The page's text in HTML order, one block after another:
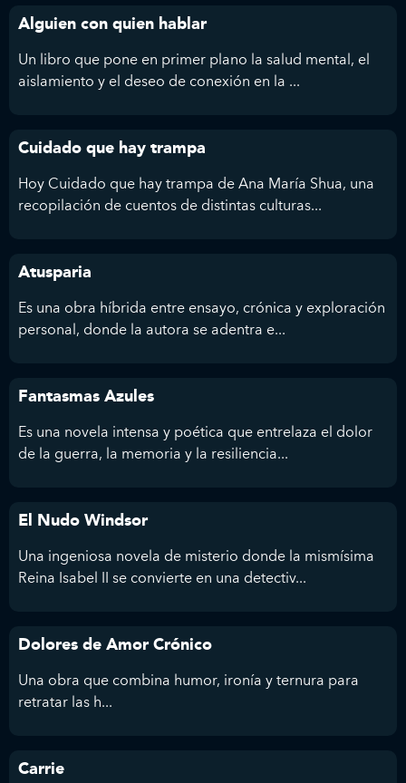
Alguien con quien hablar
Un libro que pone en primer plano la salud mental, el
aislamiento y el deseo de conexión en la ...
Cuidado que hay trampa
Hoy Cuidado que hay trampa de Ana María Shua, una
recopilación de cuentos de distintas culturas...
Atusparia
Es una obra híbrida entre ensayo, crónica y exploración
personal, donde la autora se adentra e...
Fantasmas Azules
Es una novela intensa y poética que entrelaza el dolor
de la guerra, la memoria y la resiliencia...
El Nudo Windsor
Una ingeniosa novela de misterio donde la mismísima
Reina Isabel II se convierte en una detectiv...
Dolores de Amor Crónico
Una obra que combina humor, ironía y ternura para
retratar las h...
Carrie